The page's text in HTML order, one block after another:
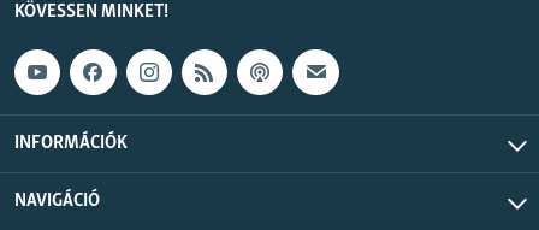
KÖVESSEN MINKET!
INFORMÁCIÓK
NAVIGÁCIÓ